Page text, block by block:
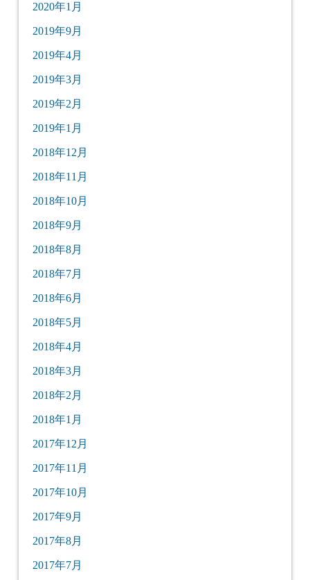
2020年1月
2019年9月
2019年4月
2019年3月
2019年2月
2019年1月
2018年12月
2018年11月
2018年10月
2018年9月
2018年8月
2018年7月
2018年6月
2018年5月
2018年4月
2018年3月
2018年2月
2018年1月
2017年12月
2017年11月
2017年10月
2017年9月
2017年8月
2017年7月